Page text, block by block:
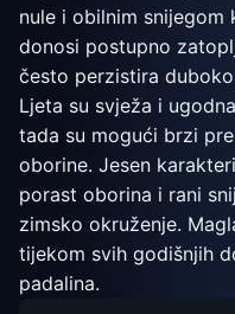
nule i obilnim snijegom
donosi postupno
često perzistira
Ljeta su svježa i
tada su mogući brzi
oborine. Jesen
porast oborina i rani
zimsko okruženje.
tijekom svih godišnjih
padalina.